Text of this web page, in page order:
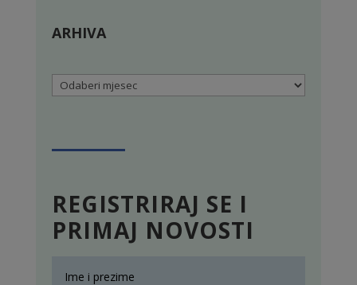
ARHIVA
Arhiva
REGISTRIRAJ SE I
PRIMAJ NOVOSTI